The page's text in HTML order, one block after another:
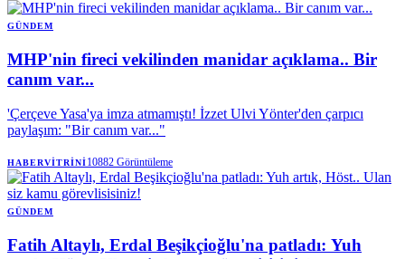
GÜNDEM
MHP'nin fireci vekilinden manidar açıklama.. Bir
canım var...
'Çerçeve Yasa'ya imza atmamıştı! İzzet Ulvi Yönter'den çarpıcı
paylaşım: "Bir canım var..."
HABERVITRINI10882 Görüntüleme
GÜNDEM
Fatih Altaylı, Erdal Beşikçioğlu'na patladı: Yuh